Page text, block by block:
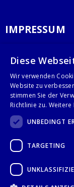
IMPRESSUM
AGB
KONTAKT
Stalgast GmbH
28359 Bremen
+49 421 408844-0
Diese
Wir verwenden
Website zu
stimmen Sie der
Richtlinie zu.
UNBEDINGT
TARGETING